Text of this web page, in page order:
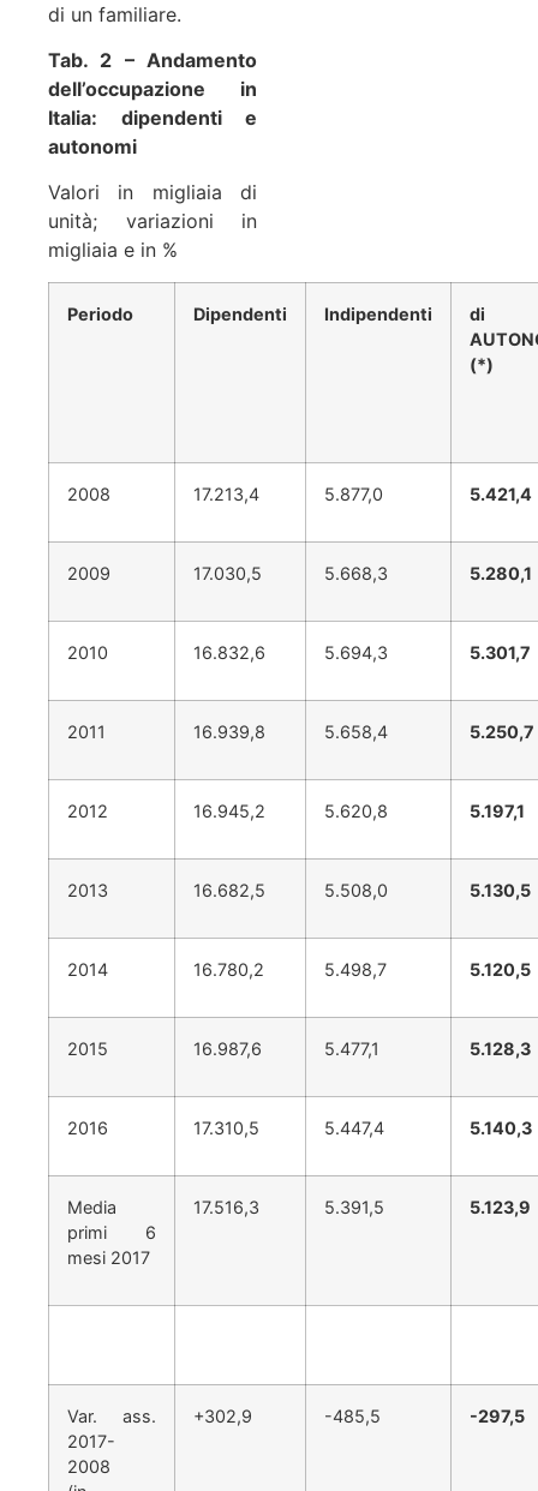
di un familiare.
Tab. 2 – Andamento
dell’occupazione in
Italia: dipendenti e
autonomi
Valori in migliaia di
unità; variazioni in
migliaia e in %
Periodo Dipendenti Indipendenti
di
(*)
2008 17.213,4 5.877,0 5.421,4
2009 17.030,5 5.668,3 5.280,1
2010 16.832,6 5.694,3 5.301,7
2011 16.939,8 5.658,4 5.250,7
2012 16.945,2 5.620,8 5.197,1
2013 16.682,5 5.508,0 5.130,5
2014 16.780,2 5.498,7 5.120,5
2015 16.987,6 5.477,1 5.128,3
2016 17.310,5 5.447,4 5.140,3
Media
primi 6
mesi 2017
17.516,3 5.391,5 5.123,9
Var. ass.
2017-
2008
+302,9 -485,5 -297,5